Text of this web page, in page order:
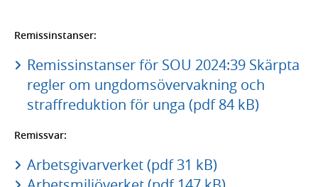
Remissinstanser:
Remissinstanser för SOU 2024:39 Skärpta
regler om ungdomsövervakning och
straffreduktion för unga (pdf 84 kB)
Remissvar:
Arbetsgivarverket (pdf 31 kB)